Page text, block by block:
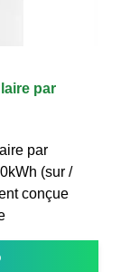
par
par
(sur /
conçue